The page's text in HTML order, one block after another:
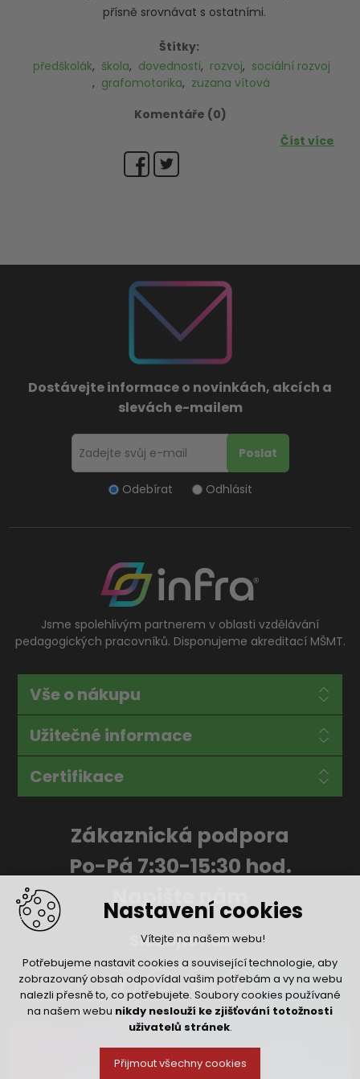
Nastavení cookies
Vítejte na našem webu!
Potřebujeme nastavit cookies a související technologie, aby
zobrazovaný obsah odpovídal vašim potřebám a vy na webu
nalezli přesně to, co potřebujete. Soubory cookies používané
na našem webu nikdy neslouží ke zjišťování totožnosti
uživatelů stránek.
Přijmout všechny cookies
přísně srovnávat s ostatními.
Štítky:
předškolák, škola, dovednosti, rozvoj, sociální rozvoj
, grafomotorika, zuzana vítová
Komentáře (0)
Číst více
Dostávejte informace o novinkách, akcích a
slevách e-mailem
Odebírat Odhlásit
Jsme spolehlivým partnerem v oblasti vzdělávání
pedagogických pracovníků. Disponujeme akreditací MŠMT.
Vše o nákupu
Užitečné informace
Certifikace
Zákaznická podpora
Po-Pá 7:30-15:30 hod.
Napište nám
Sledujte nás